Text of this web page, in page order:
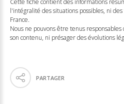
Cette fiche contient des informations
l'intégralité des situations possibles, ni
France.
Nous ne pouvons être tenus
son contenu, ni présager des évolutions
PARTAGER